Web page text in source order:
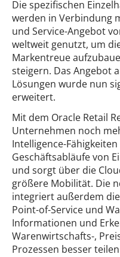
Die spezifischen
werden in Verbindung
und Service-Angebot
weltweit genutzt, um
Markentreue
steigern. Das Angebot
Lösungen wurde nun
erweitert.
Mit dem Oracle Retail
Unternehmen noch
Intelligence-
Geschäftsabläufe von
und sorgt über die
größere Mobilität. Die
integriert außerdem
Point-of-Service und
Informationen und
Warenwirtschafts-,
Prozessen besser